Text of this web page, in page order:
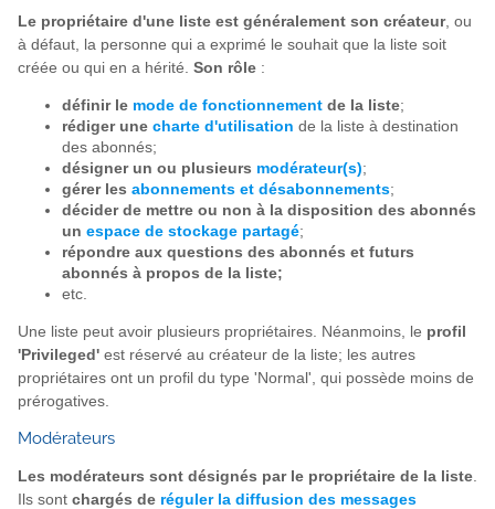
Le propriétaire d'une liste est généralement son créateur, ou
à défaut, la personne qui a exprimé le souhait que la liste soit
créée ou qui en a hérité. Son rôle :
définir le mode de fonctionnement de la liste;
rédiger une charte d'utilisation de la liste à destination
des abonnés;
désigner un ou plusieurs modérateur(s);
gérer les abonnements et désabonnements;
décider de mettre ou non à la disposition des abonnés
un espace de stockage partagé;
répondre aux questions des abonnés et futurs
abonnés à propos de la liste;
etc.
Une liste peut avoir plusieurs propriétaires. Néanmoins, le profil
'Privileged' est réservé au créateur de la liste; les autres
propriétaires ont un profil du type 'Normal', qui possède moins de
prérogatives.
Modérateurs
Les modérateurs sont désignés par le propriétaire de la liste
Ils sont chargés de réguler la diffusion des messages